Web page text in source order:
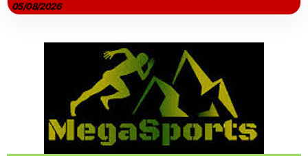
05/08/2026